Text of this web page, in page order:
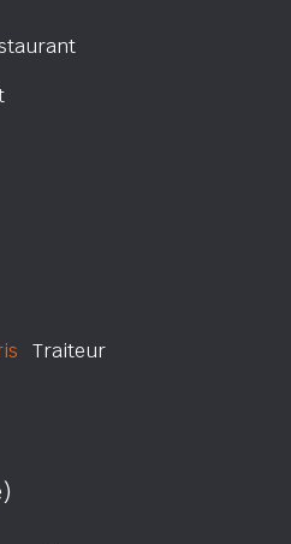
Traiteur